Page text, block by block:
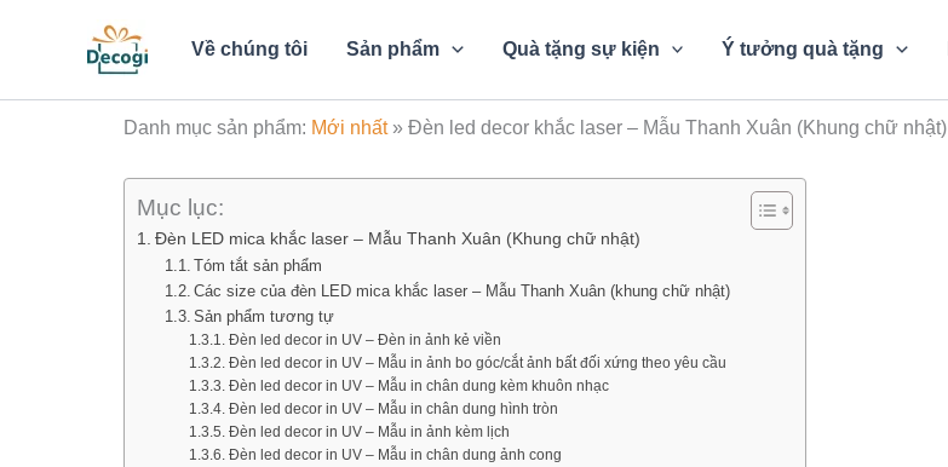
Về chúng tôi Sản phẩm Quà tặng sự kiện Ý tưởng quà tặng
Danh mục sản phẩm: Mới nhất» Đèn led decor khắc laser – Mẫu Thanh Xuân (Khung chữ nhật)
Mục lục:
Đèn LED mica khắc laser – Mẫu Thanh Xuân (Khung chữ nhật)
Tóm tắt sản phẩm
Các size của đèn LED mica khắc laser – Mẫu Thanh Xuân (khung chữ nhật)
Sản phẩm tương tự
Đèn led decor in UV – Đèn in ảnh kẻ viền
Đèn led decor in UV – Mẫu in ảnh bo góc/cắt ảnh bất đối xứng theo yêu cầu
Đèn led decor in UV – Mẫu in chân dung kèm khuôn nhạc
Đèn led decor in UV – Mẫu in chân dung hình tròn
Đèn led decor in UV – Mẫu in ảnh kèm lịch
Đèn led decor in UV – Mẫu in chân dung ảnh cong